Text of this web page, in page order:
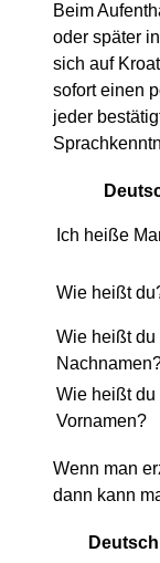
Beim
oder später
sich auf
sofort einen
jeder
Ich heiße
Wie heißt
Wie heißt du
Wie heißt du
Vornamen?
Wenn man
dann kann
Deutsch